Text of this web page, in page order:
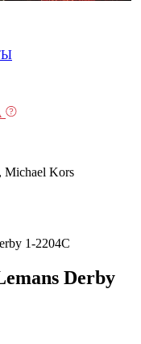
Michael Kors
1-2204C
Derby